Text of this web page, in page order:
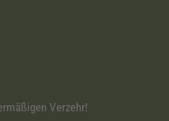
Verzehr!